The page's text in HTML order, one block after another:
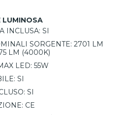
da 55W, dimmerabile e con
energetica e massimo
LUMINOSA
INCLUSA: SI
SORGENTE: 2701 LM
LM (4000K)
LED: 55W
SI
SI
CE